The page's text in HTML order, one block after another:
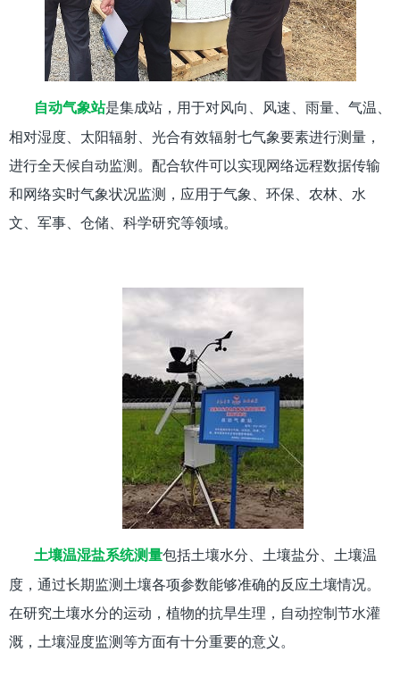
自动气象站是集成站，用于对风向、风速、雨量、气温、
相对湿度、太阳辐射、光合有效辐射七气象要素进行测量，
进行全天候自动监测。配合软件可以实现网络远程数据传输
和网络实时气象状况监测，应用于气象、环保、农林、水
文、军事、仓储、科学研究等领域。
土壤温湿盐系统测量包括土壤水分、土壤盐分、土壤温
度，通过长期监测土壤各项参数能够准确的反应土壤情况。
在研究土壤水分的运动，植物的抗旱生理，自动控制节水灌
溉，土壤湿度监测等方面有十分重要的意义。